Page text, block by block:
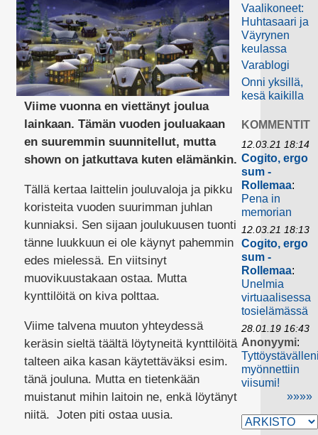
Viime vuonna en viettänyt joulua
lainkaan. Tämän vuoden jouluakaan
en suuremmin suunnitellut, mutta
shown on jatkuttava kuten elämänkin.
Tällä kertaa laittelin jouluvaloja ja pikku
koristeita vuoden suurimman juhlan
kunniaksi. Sen sijaan joulukuusen tuonti
tänne luukkuun ei ole käynyt pahemmin
edes mielessä. En viitsinyt
muovikuustakaan ostaa. Mutta
kynttilöitä on kiva polttaa.
Viime talvena muuton yhteydessä
keräsin sieltä täältä löytyneitä kynttilöitä
talteen aika kasan käytettäväksi esim.
tänä jouluna. Mutta en tietenkään
muistanut mihin laitoin ne, enkä löytänyt
niitä. Joten piti ostaa uusia.
Vaalikoneet:
Huhtasaari ja
Väyrynen
keulassa
Varablogi
Onni yksillä,
kesä kaikilla
KOMMENTIT
12.03.21 18:14
Cogito, ergo
sum -
Rollemaa:
Pena in
memorian
12.03.21 18:13
Cogito, ergo
sum -
Rollemaa:
Unelmia
virtuaalisessa
tosielämässä
28.01.19 16:43
Anonyymi:
myönnettiin
viisumi!
»»»»